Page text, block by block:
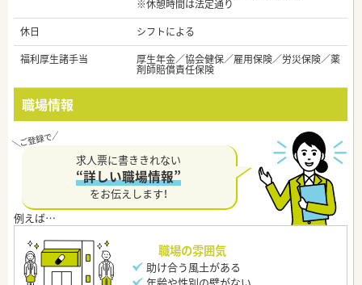
※休憩時間は法定通り
休日
シフトによる
福利厚生諸手当
厚生年金／協会健保／雇用保険／労災保険／薬
剤師賠償責任保険
職場情報
求人票に書ききれない
“詳しい職場情報”
をお伝えします！
職場の雰囲気
助け合う風土がある